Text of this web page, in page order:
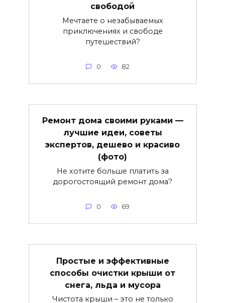
свободой
Мечтаете о незабываемых
приключениях и свободе
путешествий?
0 82
Ремонт дома своими руками —
лучшие идеи, советы
экспертов, дешево и красиво
(фото)
Не хотите больше платить за
дорогостоящий ремонт дома?
0 69
Простые и эффективные
способы очистки крыши от
снега, льда и мусора
Чистота крыши – это не только